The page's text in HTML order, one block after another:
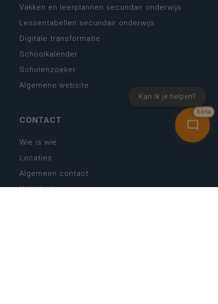
bèta
Kan ik je helpen?
Vakken en leerplannen secundair onderwijs
Lessentabellen secundair onderwijs
Digitale transformatie
Schoolkalender
Scholenzoeker
Algemene website
CONTACT
Wie is wie
Locaties
Algemeen contact
Helpdesk